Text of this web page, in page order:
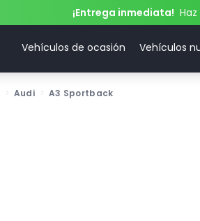
¡Entrega inmediata!
Vehículos de ocasión Vehículos
Audi A3 Sportback